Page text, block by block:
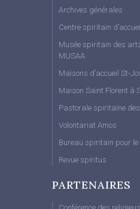
Archives générales
Centre spiritain
Musée spiritain des
MUSAA
Maisons d’accueil St-
Maison Saint Florent à
Pastorale spiritaine
Volontariat Amos
Bureau spiritain pour le
Revue spiritus
PARTENAIRES